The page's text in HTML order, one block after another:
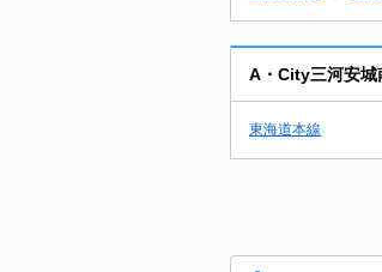
A・City三河安城
東海道本線